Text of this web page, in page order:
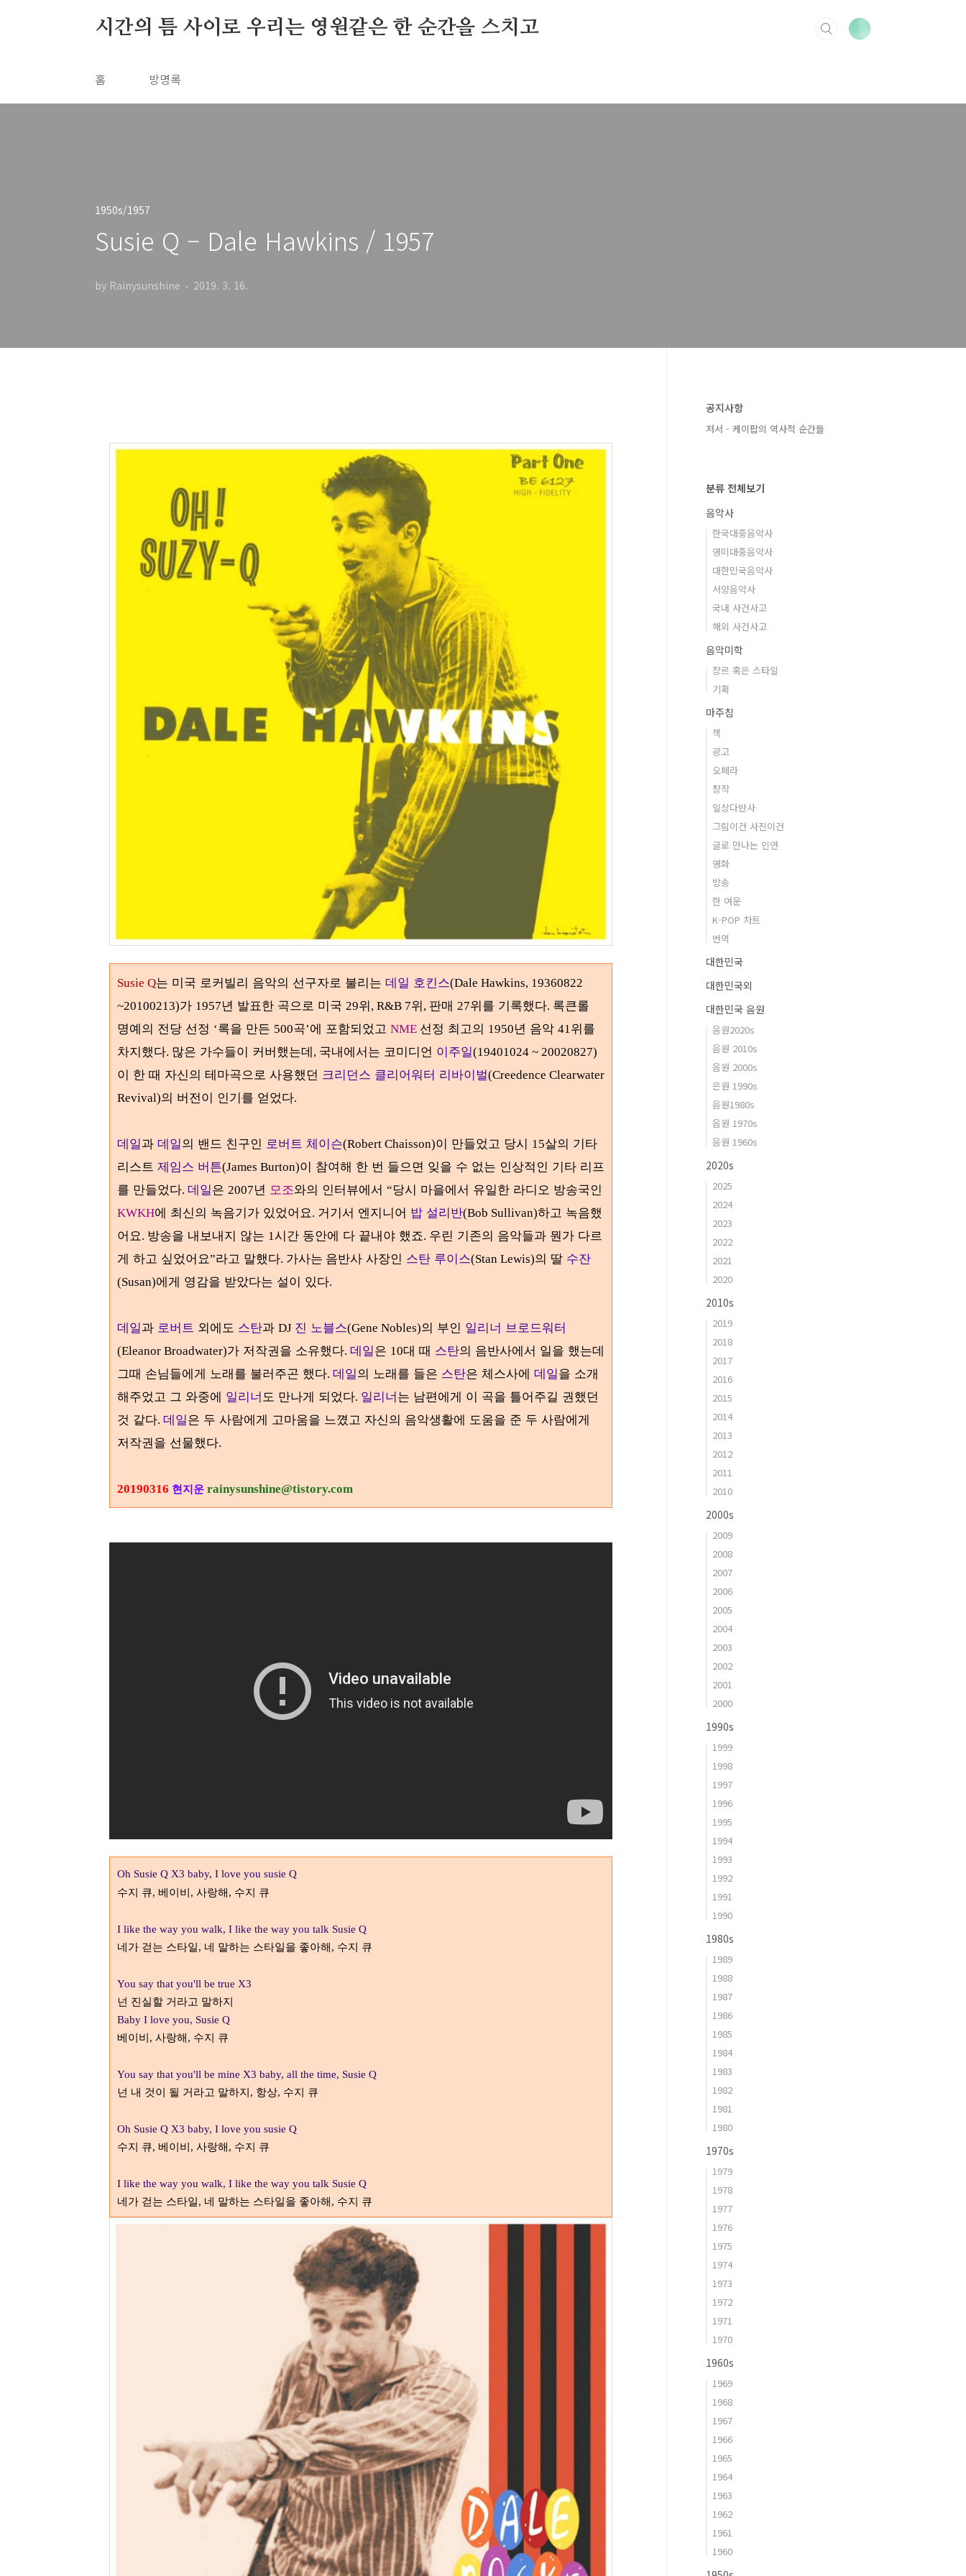
시간의 틈 사이로 우리는 영원같은 한 순간을 스치고
홈 방명록
1950s/1957
Susie Q – Dale Hawkins / 1957
by Rainysunshine 2019. 3. 16.
Susie Q는 미국 로커빌리 음악의 선구자로 불리는 데일 호킨스(Dale Hawkins, 19360822
~20100213)가 1957년 발표한 곡으로 미국 29위, R&B 7위, 판매 27위를 기록했다. 록큰롤
명예의 전당 선정 ‘록을 만든 500곡’에 포함되었고 NME 선정 최고의 1950년 음악 41위를
차지했다. 많은 가수들이 커버했는데, 국내에서는 코미디언 이주일(19401024 ~ 20020827)
이 한 때 자신의 테마곡으로 사용했던 크리던스 클리어워터 리바이벌(Creedence Clearwater
Revival)의 버전이 인기를 얻었다.
데일과 데일의 밴드 친구인 로버트 체이슨(Robert Chaisson)이 만들었고 당시 15살의 기타
리스트 제임스 버튼(James Burton)이 참여해 한 번 들으면 잊을 수 없는 인상적인 기타 리프
를 만들었다. 데일은 2007년 모조와의 인터뷰에서 “당시 마을에서 유일한 라디오 방송국인
KWKH에 최신의 녹음기가 있었어요. 거기서 엔지니어 밥 설리반(Bob Sullivan)하고 녹음했
어요. 방송을 내보내지 않는 1시간 동안에 다 끝내야 했죠. 우린 기존의 음악들과 뭔가 다르
게 하고 싶었어요”라고 말했다. 가사는 음반사 사장인 스탄 루이스(Stan Lewis)의 딸 수잔
(Susan)에게 영감을 받았다는 설이 있다.
데일과 로버트 외에도 스탄과 DJ 진 노블스(Gene Nobles)의 부인 일리너 브로드워터
(Eleanor Broadwater)가 저작권을 소유했다. 데일은 10대 때 스탄의 음반사에서 일을 했는데
그때 손님들에게 노래를 불러주곤 했다. 데일의 노래를 들은 스탄은 체스사에 데일을 소개
해주었고 그 와중에 일리너 도 만나게 되었다. 일리너는 남편에게 이 곡을 틀어주길 권했던
것 같다. 데일은 두 사람에게 고마움을 느꼈고 자신의 음악생활에 도움을 준 두 사람에게
저작권을 선물했다.
20190316 현지운 rainysunshine@tistory.com
Oh Susie Q X3 baby, I love you susie Q
수지 큐, 베이비, 사랑해, 수지 큐
I like the way you walk, I like the way you talk Susie Q
네가 걷는 스타일, 네 말하는 스타일을 좋아해, 수지 큐
You say that you'll be true X3
넌 진실할 거라고 말하지
Baby I love you, Susie Q
베이비, 사랑해, 수지 큐
You say that you'll be mine X3 baby, all the time, Susie Q
넌 내 것이 될 거라고 말하지, 항상, 수지 큐
Oh Susie Q X3 baby, I love you susie Q
수지 큐, 베이비, 사랑해, 수지 큐
I like the way you walk, I like the way you talk Susie Q
네가 걷는 스타일, 네 말하는 스타일을 좋아해, 수지 큐
공지사항
저서 - 케이팝의 역사적 순간들
분류 전체보기
음악사
한국대중음악사
영미대중음악사
대한민국음악사
서양음악사
국내 사건사고
해외 사건사고
음악미학
장르 혹은 스타일
기획
마주침
책
광고
오페라
창작
일상다반사
그림이건 사진이건
글로 만나는 인연
영화
방송
한 여운
K-POP 차트
번역
대한민국
대한민국외
대한민국 음원
음원2020s
음원 2010s
음원 2000s
은원 1990s
음원1980s
음원 1970s
음원 1960s
2020s
2025
2024
2023
2022
2021
2020
2010s
2019
2018
2017
2016
2015
2014
2013
2012
2011
2010
2000s
2009
2008
2007
2006
2005
2004
2003
2002
2001
2000
1990s
1999
1998
1997
1996
1995
1994
1993
1992
1991
1990
1980s
1989
1988
1987
1986
1985
1984
1983
1982
1981
1980
1970s
1979
1978
1977
1976
1975
1974
1973
1972
1971
1970
1960s
1969
1968
1967
1966
1965
1964
1963
1962
1961
1960